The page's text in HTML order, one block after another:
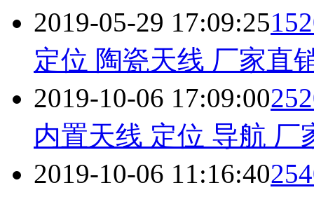
2019-05-29 17:09:25
定位 陶瓷天线 厂家直
2019-10-06 17:09:00
内置天线 定位 导航 厂
2019-10-06 11:16:40